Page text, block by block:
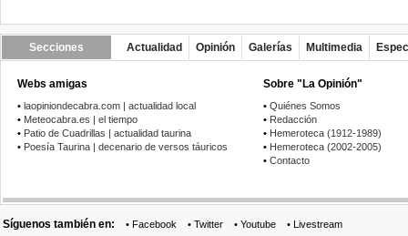
Secciones Actualidad Opinión Galerías Multimedia
Webs amigas
• laopiniondecabra.com | actualidad local
• Meteocabra.es | el tiempo
• Patio de Cuadrillas | actualidad taurina
• Poesía Taurina | decenario de versos táuricos
Sobre "La Opinión"
• Quiénes Somos
• Redacción
• Hemeroteca (1912-1989)
• Hemeroteca (2002-2005)
• Contacto
Síguenos también en: • Facebook • Twitter • Youtube • Livestream